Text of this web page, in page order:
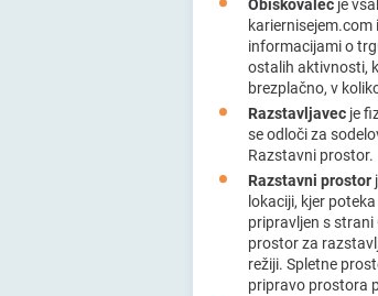
kariernisejem.com
informacijami o
ostalih aktivnosti,
brezplačno, v
Razstavljavec je
se odloči za
Razstavni prostor.
Razstavni prostor
lokaciji, kjer
pripravljen s
prostor za
režiji. Spletne
pripravo prostora